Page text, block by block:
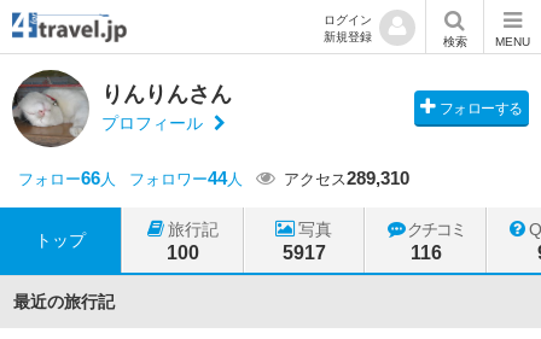
ログイン
新規登録
検索 MENU
りんりんさん
プロフィール
フォローする
フォロー66人 フォロワー44人 アクセス289,310
トップ
旅行記
100
写真
5917
クチコミ
116
最近の旅行記